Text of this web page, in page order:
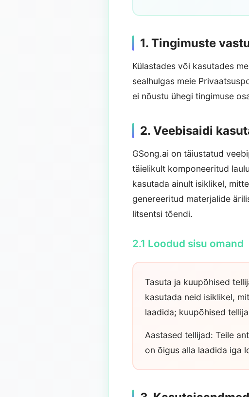
1. Tingimuste
Külastades või kasutades
sealhulgas meie
ei nõustu ühegi tingimuse
2. Veebisaidi
GSong.ai on täiustatud
täielikult komponeeritud
kasutada ainult isiklikel,
genereeritud materjalide
litsentsi tõendi.
2.1 Loodud sisu omand
Tasuta ja kuupõhised
kasutada neid isiklikel,
laadida; kuupõhised
Aastased tellijad: Teile
on õigus alla laadida iga